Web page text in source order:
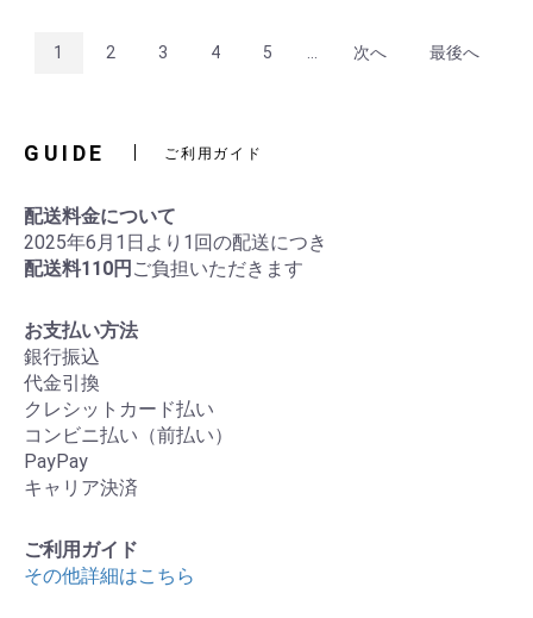
1 2 3 4 5 次へ 最後へ
GUIDE ご利用ガイド
配送料金について
2025年6月1日より1回の配送につき
配送料110円 ご負担いただきます
お支払い方法
銀行振込
代金引換
クレシットカード払い
コンビニ払い（前払い）
PayPay
キャリア決済
ご利用ガイド
その他詳細はこちら